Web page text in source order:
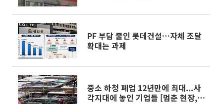
PF 부담 줄인 롯데건설…자체 조달
확대는 과제
중소 하청 폐업 12년만에 최대...사
각지대에 놓인 기업들 [멈춘 현장,